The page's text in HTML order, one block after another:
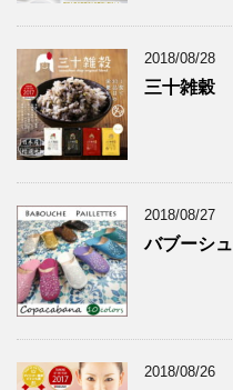
2018/08/28
三十雑穀
2018/08/27
バブーシュ
2018/08/26